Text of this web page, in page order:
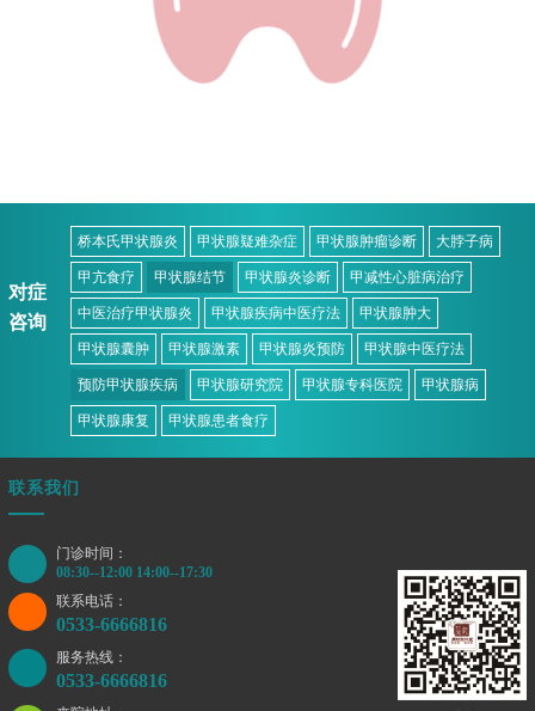
对症
咨询
桥本氏甲状腺炎 甲状腺疑难杂症 甲状腺肿瘤诊断 大脖子病
甲亢食疗 甲状腺结节 甲状腺炎诊断 甲减性心脏病治疗
中医治疗甲状腺炎 甲状腺疾病中医疗法 甲状腺肿大
甲状腺囊肿 甲状腺激素 甲状腺炎预防 甲状腺中医疗法
预防甲状腺疾病 甲状腺研究院 甲状腺专科医院 甲状腺病
甲状腺康复 甲状腺患者食疗
联系我们
门诊时间：
08:30--12:00 14:00--17:30
联系电话：
0533-6666816
服务热线：
0533-6666816